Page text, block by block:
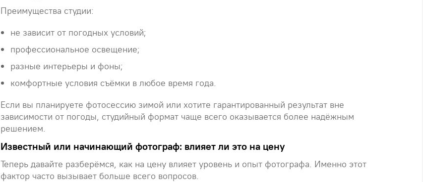
Преимущества студии:
не зависит от погодных условий;
профессиональное освещение;
разные интерьеры и фоны;
комфортные условия съёмки в любое время года.
Если вы планируете фотосессию зимой или хотите гарантированный результат вне
зависимости от погоды, студийный формат чаще всего оказывается более надёжным
решением.
Известный или начинающий фотограф: влияет ли это на цену
Теперь давайте разберёмся, как на цену влияет уровень и опыт фотографа. Именно этот
фактор часто вызывает больше всего вопросов.